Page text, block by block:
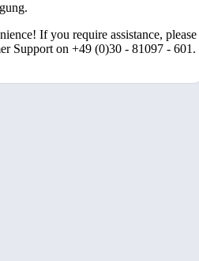
If you require assistance, please
Support on +49 (0)30 - 81097 - 601.